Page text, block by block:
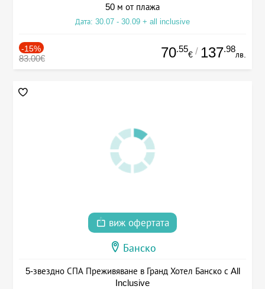
50 м от плажа
Дата: 30.07 - 30.09 + all inclusive
-15%
83.00€ 70.55
€ / 137.98
лв.
виж офертата
Банско
5-звездно СПА Преживяване в Гранд Хотел Банско с All
Inclusive